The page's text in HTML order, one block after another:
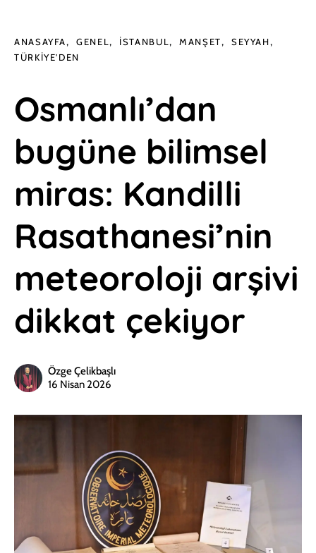
ANASAYFA GENEL İSTANBUL MANŞET
SEYYAH
TÜRKIYE'DEN
Osmanlı’dan
bugüne bilimsel
miras: Kandilli
Rasathanesi’nin
meteoroloji arşivi
dikkat çekiyor
Özge Çelikbaşlı
16 Nisan 2026